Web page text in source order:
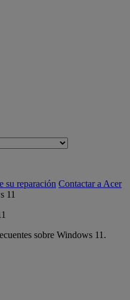
su reparación Contactar a Acer
sobre Windows 11.